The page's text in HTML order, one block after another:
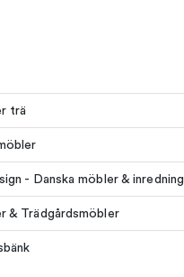
trä
- Danska möbler & inredning
& Trädgårdsmöbler